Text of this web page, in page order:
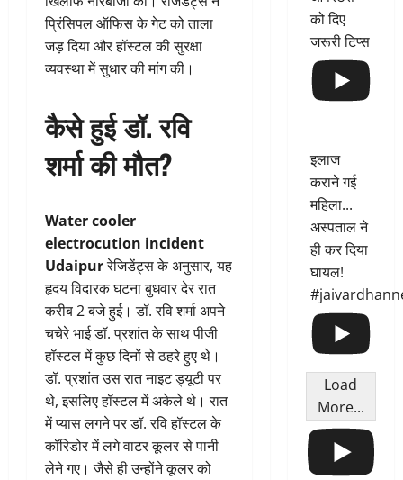
प्रिंसिपल ऑफिस के गेट को ताला
जड़ दिया और हॉस्टल की सुरक्षा
व्यवस्था में सुधार की मांग की।
कैसे हुई डॉ. रवि
शर्मा की मौत?
Water cooler
electrocution incident
Udaipurरेजिडेंट्स के अनुसार, यह
हृदय विदारक घटना बुधवार देर रात
करीब 2 बजे हुई। डॉ. रवि शर्मा अपने
चचेरे भाई डॉ. प्रशांत के साथ पीजी
हॉस्टल में कुछ दिनों से ठहरे हुए थे।
डॉ. प्रशांत उस रात नाइट ड्यूटी पर
थे, इसलिए हॉस्टल में अकेले थे। रात
में प्यास लगने पर डॉ. रवि हॉस्टल के
कॉरिडोर में लगे वाटर कूलर से पानी
लेने गए। जैसे ही उन्होंने कूलर को
को दिए
जरूरी टिप्स
इलाज
कराने गई
महिला...
अस्पताल ने
ही कर दिया
घायल!
Load
More...